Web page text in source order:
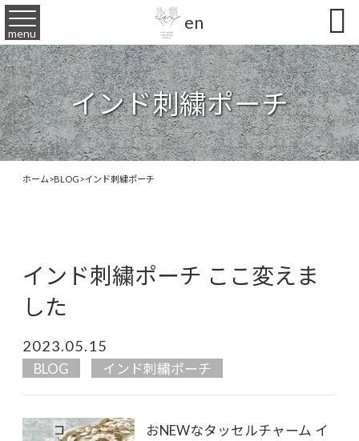
en
menu 
インド刺繍ポーチ
ホーム>BLOG>インド刺繍ポーチ
インド刺繍ポーチ ここ変えま
した
2023.05.15
BLOG インド刺繍ポーチ
おNEWなタッセルチャーム イ